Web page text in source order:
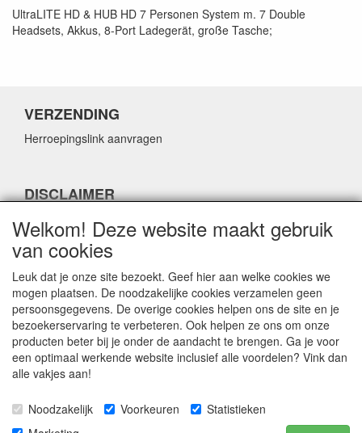
UltraLITE HD & HUB HD 7 Personen System m. 7 Double
Headsets, Akkus, 8-Port Ladegerät, große Tasche;
VERZENDING
Herroepingslink aanvragen
DISCLAIMER
Herroepingslink aanvragen
CONTACTGEGEVENS
Fabulous Sales
Grotestraat 69C
5141 JN Waalwijk
E-mail:info@fabuloussales.nl
Telefoon:0416 - 33 14 13
Welkom! Deze website maakt gebruik
van cookies
Leuk dat je onze site bezoekt. Geef hier aan welke cookies we
mogen plaatsen. De noodzakelijke cookies verzamelen geen
persoonsgegevens. De overige cookies helpen ons de site en je
bezoekerservaring te verbeteren. Ook helpen ze ons om onze
producten beter bij je onder de aandacht te brengen. Ga je voor
een optimaal werkende website inclusief alle voordelen? Vink dan
alle vakjes aan!
Noodzakelijk Voorkeuren
Statistieken